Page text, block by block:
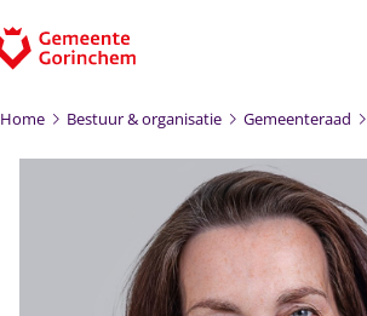
Home Bestuur & organisatie Gemeenteraad